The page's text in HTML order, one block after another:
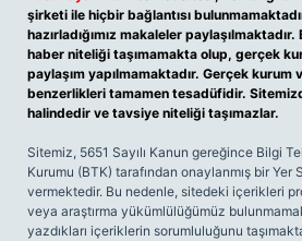
şirketi ile hiçbir bağlantısı
hazırladığımız makaleler
haber niteliği taşımamakta olup, gerçek
paylaşım yapılmamaktadır. Gerçek kurum
benzerlikleri tamamen tesadüfidir.
halindedir ve tavsiye niteliği taşımazlar.
Sitemiz, 5651 Sayılı Kanun gereğince Bilgi
Kurumu (BTK) tarafından onaylanmış bir Yer
vermektedir. Bu nedenle, sitedeki içerikleri
veya araştırma yükümlülüğümüz
yazdıkları içeriklerin sorumluluğunu